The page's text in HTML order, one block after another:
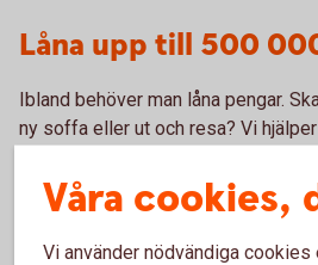
Låna upp till 500
Ibland behöver man låna pengar.
ny soffa eller ut och resa? Vi
betalningsanmärkningar och vara
000 kr till 500 000 kr.
Våra cookies,
Vi använder nödvändiga cookies